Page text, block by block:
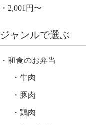
2,001円〜
ジャンルで選ぶ
和食のお弁当
牛肉
豚肉
鶏肉